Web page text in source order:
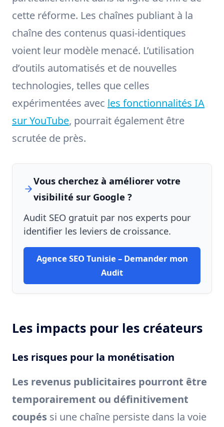
cette réforme. Les chaînes publiant à la
chaîne des contenus quasi-identiques
voient leur modèle menacé. L’utilisation
d’outils automatisés et de nouvelles
technologies, telles que celles
expérimentées avec les fonctionnalités IA
sur YouTube, pourrait également être
scrutée de près.
Vous cherchez à améliorer votre
visibilité sur Google ?
Audit SEO gratuit par nos experts pour
identifier les leviers de croissance.
Agence SEO Tunisie – Demander mon
Audit
Les impacts pour les créateurs
Les risques pour la monétisation
Les revenus publicitaires pourront être
temporairement ou définitivement
coupés si une chaîne persiste dans la voie